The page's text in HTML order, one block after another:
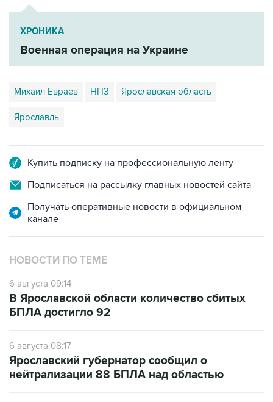
ХРОНИКА
Военная операция на Украине
Михаил Евраев НПЗ Ярославская область
Ярославль
Купить подписку на профессиональную ленту
Подписаться на рассылку главных новостей сайта
Получать оперативные новости в официальном
канале
НОВОСТИ ПО ТЕМЕ
6 августа 09:14
В Ярославской области количество сбитых
БПЛА достигло 92
6 августа 08:17
Ярославский губернатор сообщил о
нейтрализации 88 БПЛА над областью